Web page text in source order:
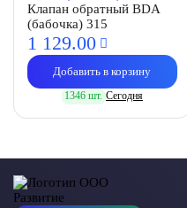
Клапан обратный BDA
(бабочка) 315
1 129.00
Добавить в корзину
1346 шт. Сегодня